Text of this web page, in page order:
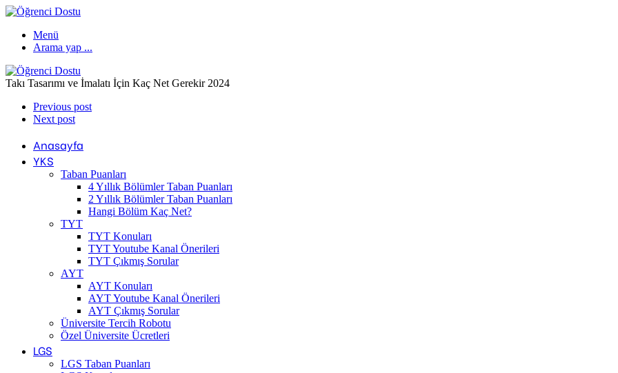
Menü
Arama yap ...
Takı Tasarımı ve İmalatı İçin Kaç Net Gerekir 2024
Previous post
Next post
Anasayfa
YKS
Taban Puanları
4 Yıllık Bölümler Taban Puanları
2 Yıllık Bölümler Taban Puanları
Hangi Bölüm Kaç Net?
TYT
TYT Konuları
TYT Youtube Kanal Önerileri
TYT Çıkmış Sorular
AYT
AYT Konuları
AYT Youtube Kanal Önerileri
AYT Çıkmış Sorular
Üniversite Tercih Robotu
Özel Üniversite Ücretleri
LGS
LGS Taban Puanları